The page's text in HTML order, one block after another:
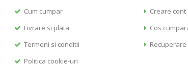
Cum cumpar
Livrare si plata
Termeni si conditii
Politica cookie-uri
Creare cont
Cos